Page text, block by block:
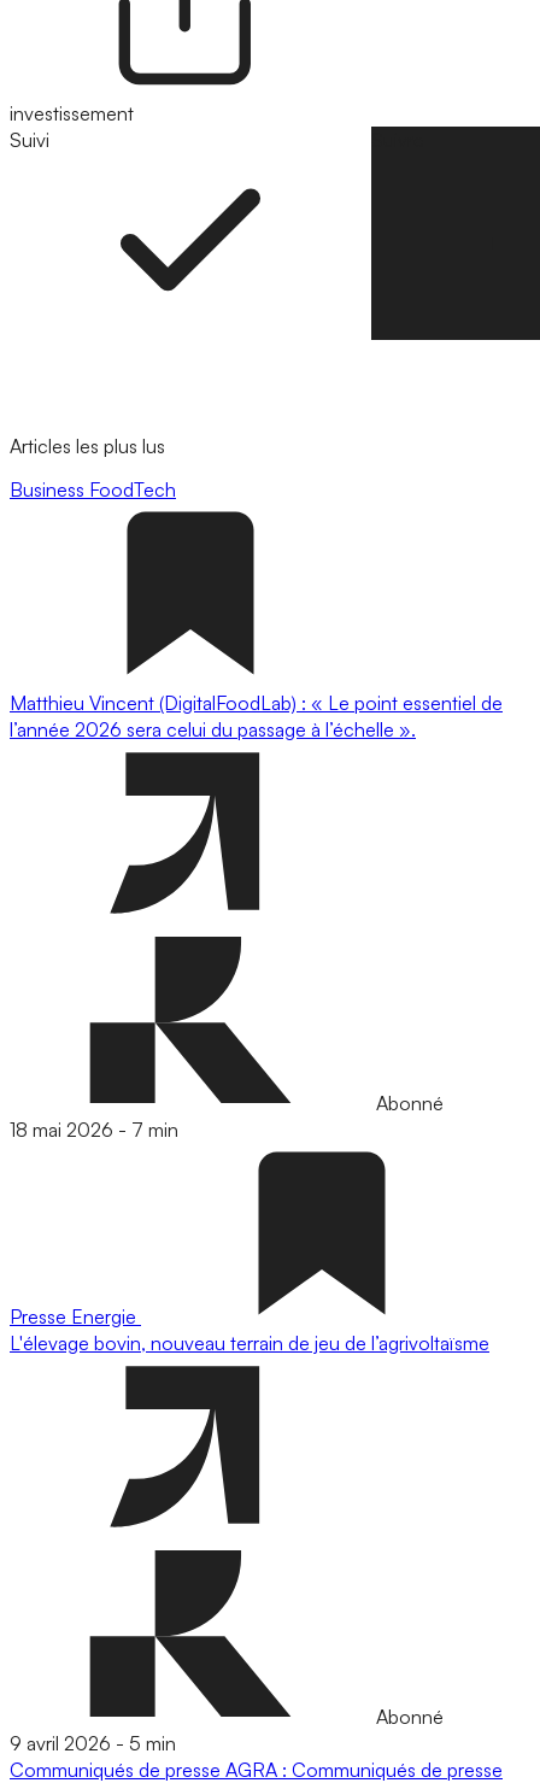
investissement
Suivi
Articles les plus lus
Business FoodTech
Matthieu Vincent (DigitalFoodLab) : « Le point essentiel de
l’année 2026 sera celui du passage à l’échelle ».
Abonné
18 mai 2026 - 7 min
Presse Energie
L'élevage bovin, nouveau terrain de jeu de l’agrivoltaïsme
Abonné
9 avril 2026 - 5 min
Communiqués de presse AGRA : Communiqués de presse